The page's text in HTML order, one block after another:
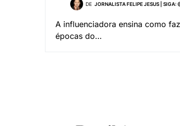
DE JORNALISTA FELIPE JESUS | SIGA:
A influenciadora ensina como
épocas do…